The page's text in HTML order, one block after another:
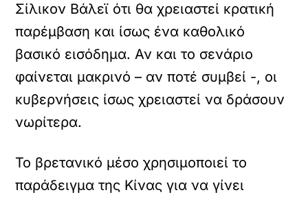
Σίλικον Βάλεϊ ότι θα χρειαστεί κρατική
παρέμβαση και ίσως ένα καθολικό
βασικό εισόδημα. Αν και το σενάριο
φαίνεται μακρινό – αν ποτέ συμβεί -, οι
κυβερνήσεις ίσως χρειαστεί να δράσουν
νωρίτερα.
Το βρετανικό μέσο χρησιμοποιεί το
παράδειγμα της Κίνας για να γίνει